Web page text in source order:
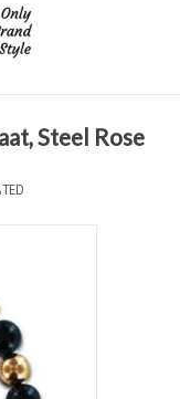
Steel Rose